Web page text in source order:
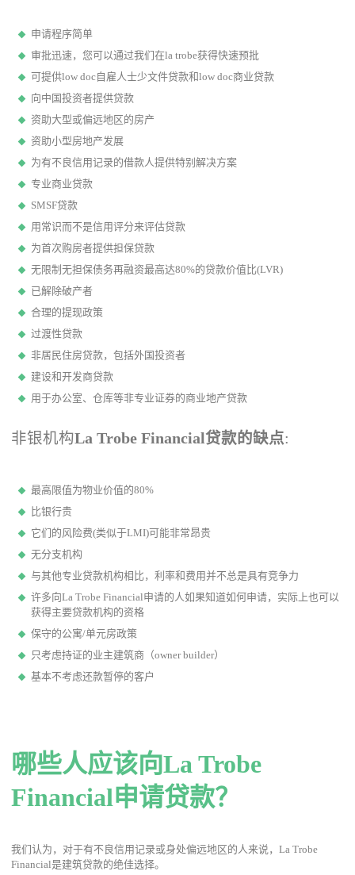
申请程序简单
审批迅速，您可以通过我们在la trobe获得快速预批
可提供low doc自雇人士少文件贷款和low doc商业贷款
向中国投资者提供贷款
资助大型或偏远地区的房产
资助小型房地产发展
为有不良信用记录的借款人提供特别解决方案
专业商业贷款
SMSF贷款
用常识而不是信用评分来评估贷款
为首次购房者提供担保贷款
无限制无担保债务再融资最高达80%的贷款价值比(LVR)
已解除破产者
合理的提现政策
过渡性贷款
非居民住房贷款，包括外国投资者
建设和开发商贷款
用于办公室、仓库等非专业证券的商业地产贷款
非银机构La Trobe Financial贷款的缺点:
最高限值为物业价值的80%
比银行贵
它们的风险费(类似于LMI)可能非常昂贵
无分支机构
与其他专业贷款机构相比，利率和费用并不总是具有竞争力
许多向La Trobe Financial申请的人如果知道如何申请，实际上也可以
获得主要贷款机构的资格
保守的公寓/单元房政策
只考虑持证的业主建筑商（owner builder）
基本不考虑还款暂停的客户
哪些人应该向La Trobe
Financial申请贷款？
我们认为，对于有不良信用记录或身处偏远地区的人来说，La Trobe
Financial是建筑贷款的绝佳选择。